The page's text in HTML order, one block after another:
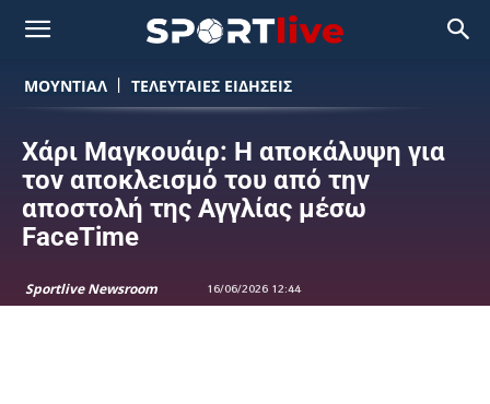
ΜΟΥΝΤΙΆΛ ΤΕΛΕΥΤΑΙΕΣ ΕΙΔΗΣΕΙΣ
Χάρι Μαγκουάιρ: Η αποκάλυψη για
τον αποκλεισμό του από την
αποστολή της Αγγλίας μέσω
FaceTime
Sportlive Newsroom 16/06/2026 12:44